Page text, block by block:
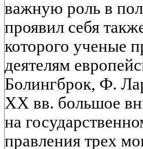
важную роль в
проявил себя
которого ученые
деятелям
Болингброк, Ф.
XX вв. большое
на
правления трех